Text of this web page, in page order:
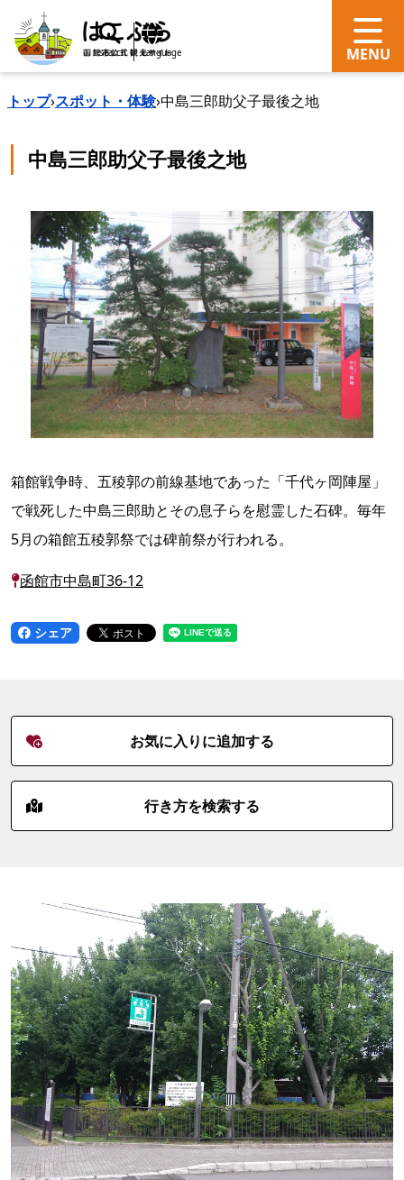
search Language
トップ›スポット・体験›中島三郎助父子最後之地
中島三郎助父子最後之地
箱館戦争時、五稜郭の前線基地であった「千代ヶ岡陣屋」
で戦死した中島三郎助とその息子らを慰霊した石碑。毎年
5月の箱館五稜郭祭では碑前祭が行われる。
函館市中島町36-12
シェア
お気に入りに追加する
行き方を検索する